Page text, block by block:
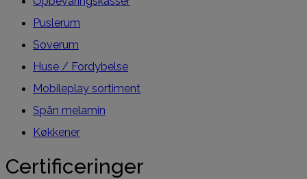
Puslerum
Soverum
Huse / Fordybelse
Mobileplay sortiment
Spån melamin
Køkkener
Certificeringer